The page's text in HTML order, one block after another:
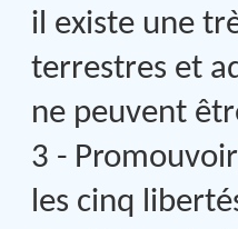
il existe une
terrestres et
ne peuvent
3 -
les cinq